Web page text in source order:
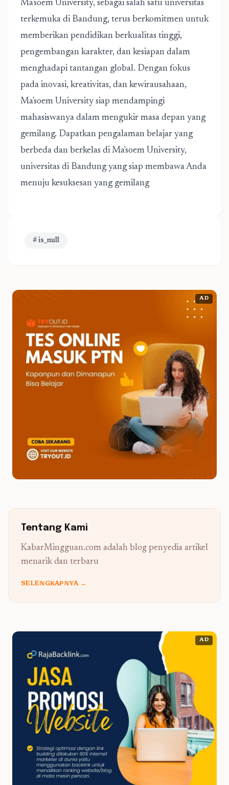
Ma'soem University, sebagai salah satu universitas
terkemuka di Bandung, terus berkomitmen untuk
memberikan pendidikan berkualitas tinggi,
pengembangan karakter, dan kesiapan dalam
menghadapi tantangan global. Dengan fokus
pada inovasi, kreativitas, dan kewirausahaan,
Ma'soem University siap mendampingi
mahasiswanya dalam mengukir masa depan yang
gemilang. Dapatkan pengalaman belajar yang
berbeda dan berkelas di Ma'soem University,
universitas di Bandung yang siap membawa Anda
menuju kesuksesan yang gemilang
# is_null
AD
Tentang Kami
KabarMingguan.com adalah blog penyedia artikel
menarik dan terbaru
SELENGKAPNYA →
AD